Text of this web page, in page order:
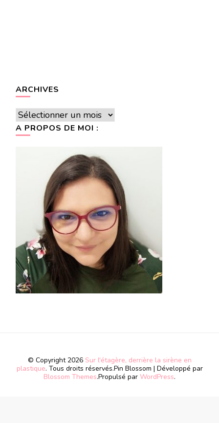
ARCHIVES
Archives
A PROPOS DE MOI :
© Copyright 2026 Sur l'étagère, derrière la sirène en
plastique. Tous droits réservés.Pin Blossom | Développé par
Blossom Themes.Propulsé par WordPress.